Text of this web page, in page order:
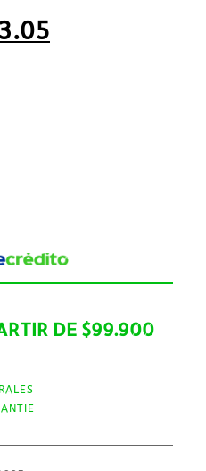
DE $99.900